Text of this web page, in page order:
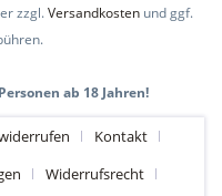
zzgl.Versandkosten und ggf.
ab 18 Jahren!
Kontakt
Widerrufsrecht